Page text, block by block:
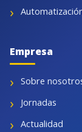
Empresa
Sobre
Jornadas
Actualidad